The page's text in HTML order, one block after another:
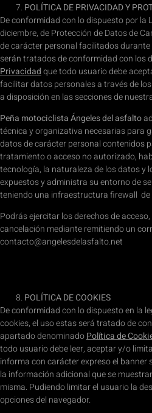
POLÍTICA DE PRIVACIDAD Y
De conformidad con lo dispuesto por la
diciembre, de Protección de Datos de
de carácter personal facilitados
serán tratados de conformidad con los
Privacidadque todo usuario debe
facilitar datos personales a través de
a disposición en las secciones de
Peña motociclista Ángeles del asfalto
técnica y organizativa necesarias para
datos de carácter personal contenidos
tratamiento o acceso no autorizado,
tecnología, la naturaleza de los datos y
expuestos y administra su entorno de
teniendo una infraestructura firewall
Podrás ejercitar los derechos de
cancelación mediante remitiendo un
contacto@angelesdelasfalto.net
POLÍTICA DE COOKIES
De conformidad con lo dispuesto en la
cookies, el uso estas será tratado de
apartado denominadoPolítica de
todo usuario debe leer, aceptar y/o
informa con carácter expreso el banner
la información adicional que se
misma. Pudiendo limitar el usuario la
opciones del navegador.